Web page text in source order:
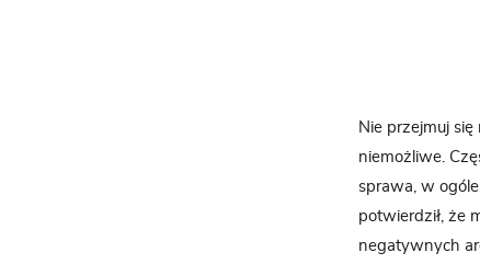
Nie przejmuj
niemożliwe.
sprawa, w
potwierdził, że
negatywnych